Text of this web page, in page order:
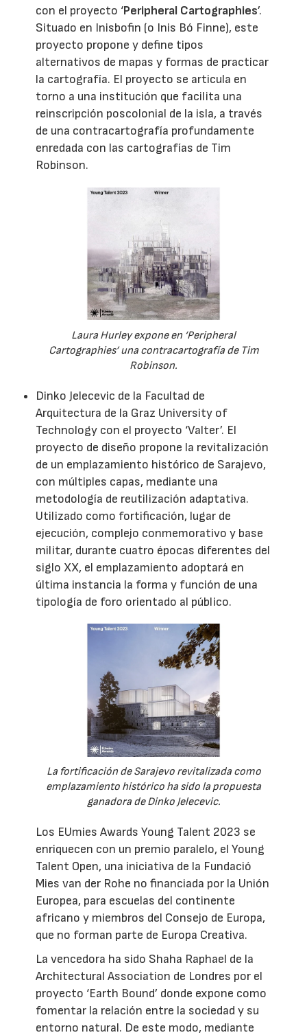
con el proyecto ‘Peripheral Cartographies’.
Situado en Inisbofin (o Inis Bó Finne), este
proyecto propone y define tipos
alternativos de mapas y formas de practicar
la cartografía. El proyecto se articula en
torno a una institución que facilita una
reinscripción poscolonial de la isla, a través
de una contracartografía profundamente
enredada con las cartografías de Tim
Robinson.
Laura Hurley expone en ‘Peripheral
Cartographies’ una contracartografía de Tim
Robinson.
Dinko Jelecevic de la Facultad de
Arquitectura de la Graz University of
Technology con el proyecto ‘Valter’. El
proyecto de diseño propone la revitalización
de un emplazamiento histórico de Sarajevo,
con múltiples capas, mediante una
metodología de reutilización adaptativa.
Utilizado como fortificación, lugar de
ejecución, complejo conmemorativo y base
militar, durante cuatro épocas diferentes del
siglo XX, el emplazamiento adoptará en
última instancia la forma y función de una
tipología de foro orientado al público.
La fortificación de Sarajevo revitalizada como
emplazamiento histórico ha sido la propuesta
ganadora de Dinko Jelecevic.
Los EUmies Awards Young Talent 2023 se
enriquecen con un premio paralelo, el Young
Talent Open, una iniciativa de la Fundació
Mies van der Rohe no financiada por la Unión
Europea, para escuelas del continente
africano y miembros del Consejo de Europa,
que no forman parte de Europa Creativa.
La vencedora ha sido Shaha Raphael de la
Architectural Association de Londres por el
proyecto ‘Earth Bound’ donde expone como
fomentar la relación entre la sociedad y su
entorno natural. De este modo, mediante